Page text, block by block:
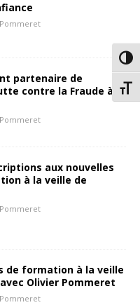
partenaire de
contre la Fraude à
aux nouvelles
à la veille de
de formation à la veille
avec Olivier Pommeret